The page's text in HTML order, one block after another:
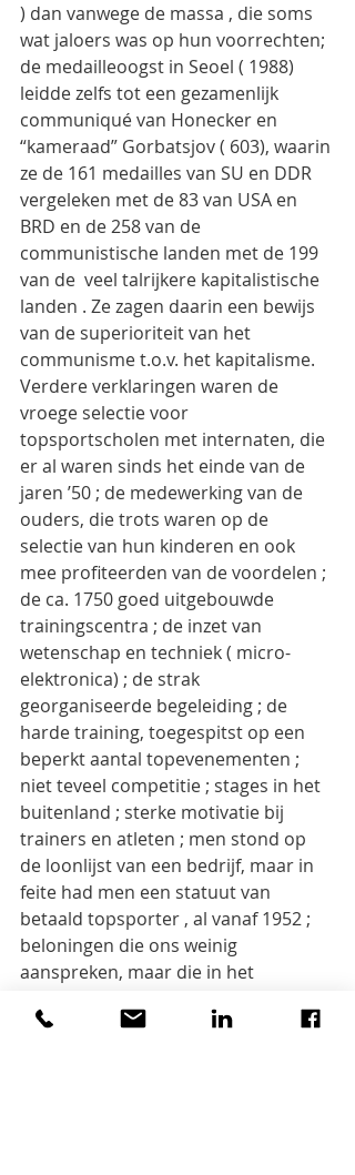
) dan vanwege de massa , die soms
wat jaloers was op hun voorrechten;
de medailleoogst in Seoel ( 1988)
leidde zelfs tot een gezamenlijk
communiqué van Honecker en
“kameraad” Gorbatsjov ( 603), waarin
ze de 161 medailles van SU en DDR
vergeleken met de 83 van USA en
BRD en de 258 van de
communistische landen met de 199
van de  veel talrijkere kapitalistische
landen . Ze zagen daarin een bewijs
van de superioriteit van het
communisme t.o.v. het kapitalisme.
Verdere verklaringen waren de
vroege selectie voor
topsportscholen met internaten, die
er al waren sinds het einde van de
jaren ’50 ; de medewerking van de
ouders, die trots waren op de
selectie van hun kinderen en ook
mee profiteerden van de voordelen ;
de ca. 1750 goed uitgebouwde
trainingscentra ; de inzet van
wetenschap en techniek ( micro-
elektronica) ; de strak
georganiseerde begeleiding ; de
harde training, toegespitst op een
beperkt aantal topevenementen ;
niet teveel competitie ; stages in het
buitenland ; sterke motivatie bij
trainers en atleten ; men stond op
de loonlijst van een bedrijf, maar in
feite had men een statuut van
betaald topsporter , al vanaf 1952 ;
beloningen die ons weinig
aanspreken, maar die in het
de “nomenclatura” of de